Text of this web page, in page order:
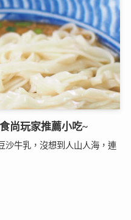
尚玩家推薦小吃~
沙牛乳，沒想到人山人海，連